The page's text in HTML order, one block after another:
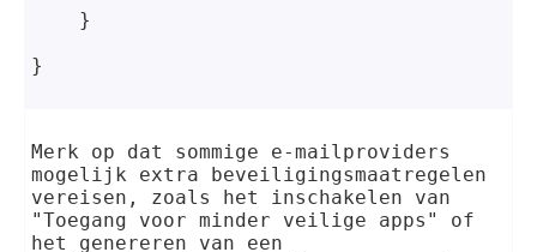
    }
}
Merk op dat sommige e-mailproviders
mogelijk extra beveiligingsmaatregelen
vereisen, zoals het inschakelen van
"Toegang voor minder veilige apps" of
het genereren van een